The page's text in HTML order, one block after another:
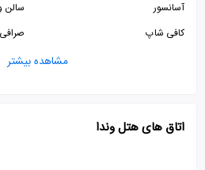
آسانسور
سالن
کافی شاپ
صرافی
مشاهده بیشتر
اتاق های هتل وندا